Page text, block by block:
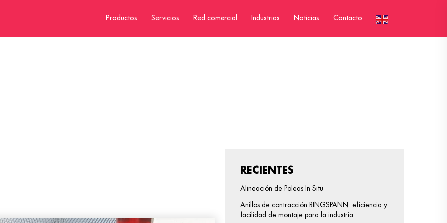
Productos Servicios Red comercial Industrias Noticias Contacto
RECIENTES
Alineación de Poleas In Situ
Anillos de contracción RINGSPANN: eficiencia y
facilidad de montaje para la industria